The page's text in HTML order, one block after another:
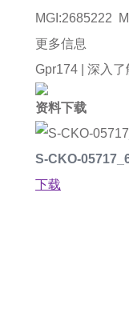
MGI:2685222
更多信息
Gpr174 | 深入了
资料下载
S-CKO-
下载